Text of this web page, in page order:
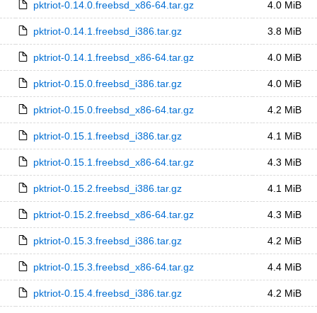
pktriot-0.14.0.freebsd_x86-64.tar.gz 4.0 MiB
pktriot-0.14.1.freebsd_i386.tar.gz 3.8 MiB
pktriot-0.14.1.freebsd_x86-64.tar.gz 4.0 MiB
pktriot-0.15.0.freebsd_i386.tar.gz 4.0 MiB
pktriot-0.15.0.freebsd_x86-64.tar.gz 4.2 MiB
pktriot-0.15.1.freebsd_i386.tar.gz 4.1 MiB
pktriot-0.15.1.freebsd_x86-64.tar.gz 4.3 MiB
pktriot-0.15.2.freebsd_i386.tar.gz 4.1 MiB
pktriot-0.15.2.freebsd_x86-64.tar.gz 4.3 MiB
pktriot-0.15.3.freebsd_i386.tar.gz 4.2 MiB
pktriot-0.15.3.freebsd_x86-64.tar.gz 4.4 MiB
pktriot-0.15.4.freebsd_i386.tar.gz 4.2 MiB